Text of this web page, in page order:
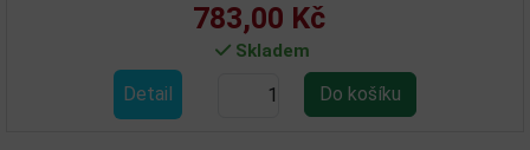
783,00 Kč
Skladem
Detail